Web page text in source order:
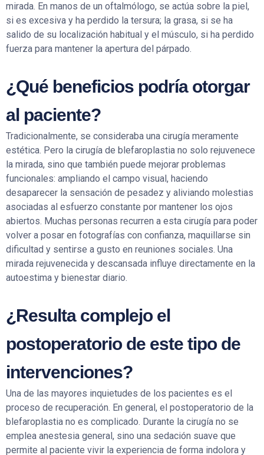
mirada. En manos de un oftalmólogo, se actúa sobre la piel,
si es excesiva y ha perdido la tersura; la grasa, si se ha
salido de su localización habitual y el músculo, si ha perdido
fuerza para mantener la apertura del párpado.
¿Qué beneficios podría otorgar
al paciente?
Tradicionalmente, se consideraba una cirugía meramente
estética. Pero la cirugía de blefaroplastia no solo rejuvenece
la mirada, sino que también puede mejorar problemas
funcionales: ampliando el campo visual, haciendo
desaparecer la sensación de pesadez y aliviando molestias
asociadas al esfuerzo constante por mantener los ojos
abiertos. Muchas personas recurren a esta cirugía para poder
volver a posar en fotografías con confianza, maquillarse sin
dificultad y sentirse a gusto en reuniones sociales. Una
mirada rejuvenecida y descansada influye directamente en la
autoestima y bienestar diario.
¿Resulta complejo el
postoperatorio de este tipo de
intervenciones?
Una de las mayores inquietudes de los pacientes es el
proceso de recuperación. En general, el postoperatorio de la
blefaroplastia no es complicado. Durante la cirugía no se
emplea anestesia general, sino una sedación suave que
permite al paciente vivir la experiencia de forma indolora y